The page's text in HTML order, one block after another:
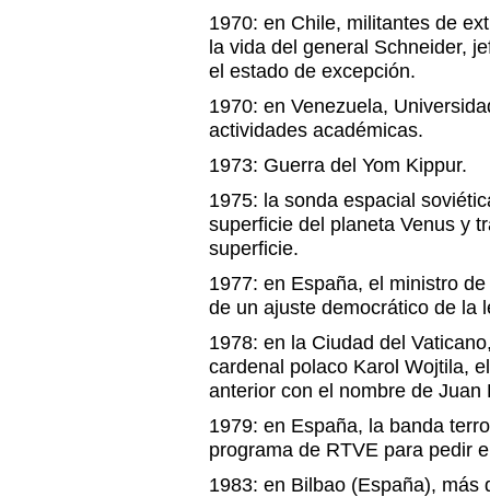
1970: en Chile, militantes de
la vida del general Schneider,
el estado de excepción.
1970: en Venezuela,
actividades académicas.
1973: Guerra del Yom Kippur.
1975: la sonda espacial
superficie del planeta Venus y
superficie.
1977: en España, el ministro
de un ajuste democrático de la
1978: en la Ciudad del
cardenal polaco Karol Wojtila,
anterior con el nombre de Juan
1979: en España, la banda
programa de RTVE para pedir
1983: en Bilbao (España), más